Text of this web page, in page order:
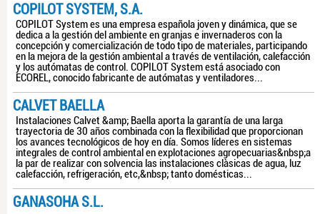
COPILOT SYSTEM, S.A.
COPILOT System es una empresa española joven y dinámica, que se
dedica a la gestión del ambiente en granjas e invernaderos con la
concepción y comercialización de todo tipo de materiales, participando
en la mejora de la gestión ambiental a través de ventilación, calefacción
y los autómatas de control. COPILOT System está asociado con
ECOREL, conocido fabricante de autómatas y ventiladores...
CALVET BAELLA
Instalaciones Calvet &amp; Baella aporta la garantía de una larga
trayectoria de 30 años combinada con la flexibilidad que proporcionan
los avances tecnológicos de hoy en día. Somos líderes en sistemas
integrales de control ambiental en explotaciones agropecuarias&nbsp;a
la par de realizar con solvencia las instalaciones clàsicas de agua, luz
calefacción, refrigeración, etc,&nbsp; tanto domésticas...
GANASOHA S.L.